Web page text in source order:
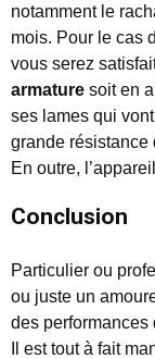
notamment le
mois. Pour le cas
vous serez
armature soit en
ses lames qui
grande résistance
En outre,
Conclusion
Particulier ou
ou juste un
des
Il est tout à fait